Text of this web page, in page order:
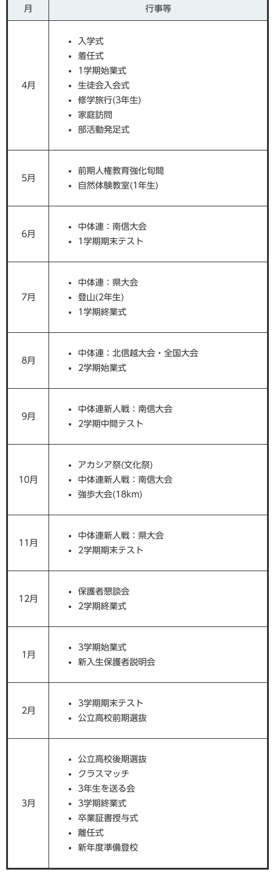
月 行事等
4月
入学式
着任式
1学期始業式
生徒会入会式
修学旅行(3年生)
家庭訪問
部活動発足式
5月
前期人権教育強化旬間
自然体験教室(1年生)
6月
中体連：南信大会
1学期期末テスト
7月
中体連：県大会
登山(2年生)
1学期終業式
8月
中体連：北信越大会・全国大会
2学期始業式
9月
中体連新人戦：南信大会
2学期中間テスト
10月
アカシア祭(文化祭)
中体連新人戦：南信大会
強歩大会(18km)
11月
中体連新人戦：県大会
2学期期末テスト
12月
保護者懇談会
2学期終業式
1月
3学期始業式
新入生保護者説明会
2月
3学期期末テスト
公立高校前期選抜
3月
公立高校後期選抜
クラスマッチ
3年生を送る会
3学期終業式
卒業証書授与式
離任式
新年度準備登校